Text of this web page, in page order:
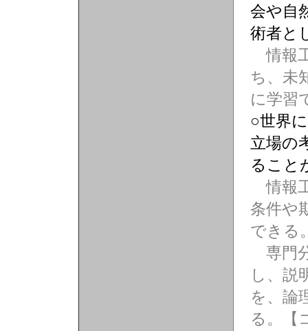
会や自
術者と
情報
ち、未
に学習
○世界
立場の
ること
情報
条件や
できる
専門
し、説
を、論
る。【